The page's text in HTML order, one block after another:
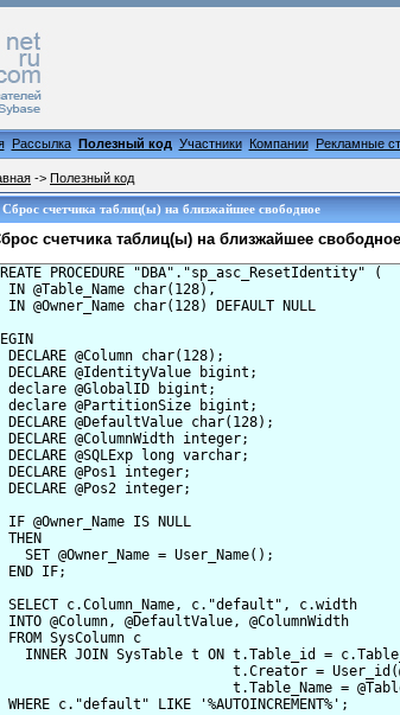
Рассылка Полезный код Участники Компании Рекламные
-> Полезный код
Сброс счетчика таблиц(ы) на близжайшее свободное
счетчика таблиц(ы) на близжайшее свободное
PROCEDURE "DBA"."sp_asc_ResetIdentity" (
IN @Table_Name char(128),
IN @Owner_Name char(128) DEFAULT NULL
DECLARE @Column char(128);
DECLARE @IdentityValue bigint;
declare @GlobalID bigint;
declare @PartitionSize bigint;
DECLARE @DefaultValue char(128);
DECLARE @ColumnWidth integer;
DECLARE @SQLExp long varchar;
DECLARE @Pos1 integer;
DECLARE @Pos2 integer;
IF @Owner_Name IS NULL
THEN
SET @Owner_Name = User_Name();
END IF;
SELECT c.Column_Name, c."default", c.width
INTO @Column, @DefaultValue, @ColumnWidth
FROM SysColumn c
INNER JOIN SysTable t ON t.Table_id =
t.Creator =
t.Table_Name =
WHERE c."default" LIKE '%AUTOINCREMENT%';